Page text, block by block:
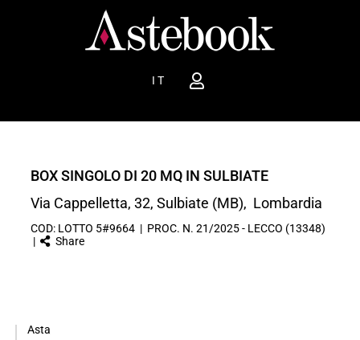
IT
BOX SINGOLO DI 20 MQ IN SULBIATE
Via Cappelletta, 32, Sulbiate (MB), Lombardia
COD: LOTTO 5#9664 | PROC. N. 21/2025 - LECCO (13348)
|
Share
Asta